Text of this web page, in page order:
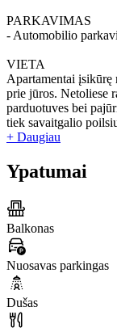
PARKAVIMAS
- Automobilio
VIETA
Apartamentai įsikūrę
prie jūros. Netoliese
parduotuves bei
tiek savaitgalio
+ Daugiau
Ypatumai
Balkonas
Nuosavas parkingas
Dušas